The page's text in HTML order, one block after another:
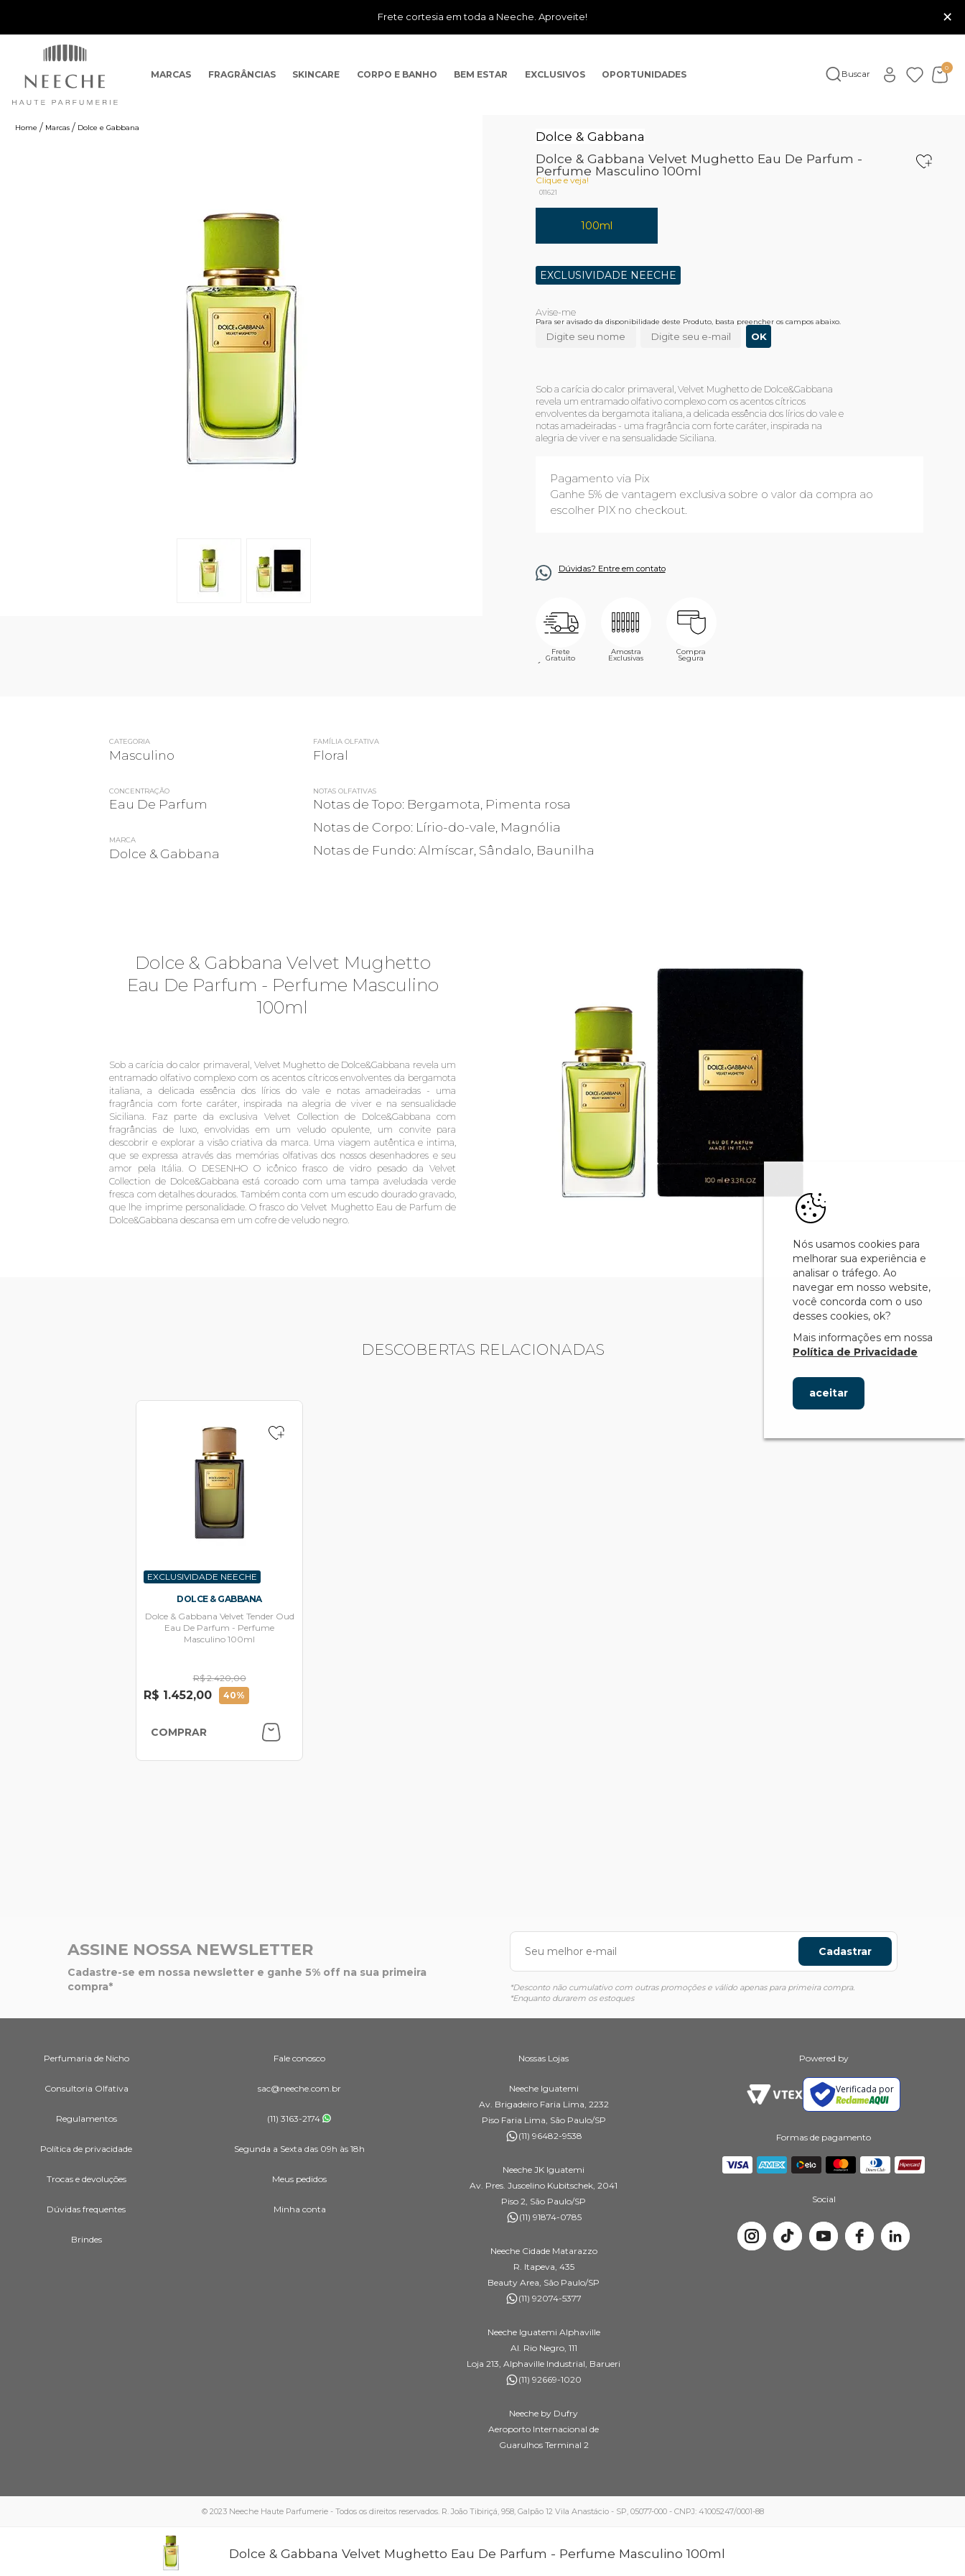
Frete cortesia em toda a Neeche. Aproveite! ×
MARCAS FRAGRÂNCIAS SKINCARE CORPO E BANHO BEM ESTAR EXCLUSIVOS OPORTUNIDADES Buscar
0
Marcas Dolce e Gabbana
Dolce & Gabbana
Dolce & Gabbana Velvet Mughetto Eau De Parfum -
Perfume Masculino 100ml
Clique e veja!
011621
100ml
EXCLUSIVIDADE NEECHE
Para ser avisado da disponibilidade deste Produto, basta preencher os campos abaixo.
Sob a carícia do calor primaveral, Velvet Mughetto de Dolce&Gabbana
revela um entramado olfativo complexo com os acentos cítricos
envolventes da bergamota italiana, a delicada essência dos lírios do vale e
notas amadeiradas - uma fragrância com forte caráter, inspirada na
alegria de viver e na sensualidade Siciliana.
Pagamento via Pix
Ganhe 5% de vantagem exclusiva sobre o valor da compra ao
escolher PIX no checkout.
Dúvidas? Entre em contato
Frete
Gratuito
Amostra
Exclusivas
Compra
Segura
´
CATEGORIA
Masculino
CONCENTRAÇÃO
Eau De Parfum
MARCA
Dolce & Gabbana
FAMÍLIA OLFATIVA
Floral
NOTAS OLFATIVAS
Notas de Topo: Bergamota, Pimenta rosa
Notas de Corpo: Lírio-do-vale, Magnólia
Notas de Fundo: Almíscar, Sândalo, Baunilha
Dolce & Gabbana Velvet Mughetto
Eau De Parfum - Perfume Masculino
100ml
Sob a carícia do calor primaveral, Velvet Mughetto de Dolce&Gabbana revela um
entramado olfativo complexo com os acentos cítricos envolventes da bergamota
italiana, a delicada essência dos lírios do vale e notas amadeiradas - uma
fragrância com forte caráter, inspirada na alegria de viver e na sensualidade
Siciliana. Faz parte da exclusiva Velvet Collection de Dolce&Gabbana com
fragrâncias de luxo, envolvidas em um veludo opulente, um convite para
descobrir e explorar a visão criativa da marca. Uma viagem autêntica e intima,
que se expressa através das memórias olfativas dos nossos desenhadores e seu
amor pela Itália. O DESENHO O icônico frasco de vidro pesado da Velvet
Collection de Dolce&Gabbana está coroado com uma tampa aveludada verde
fresca com detalhes dourados. Também conta com um escudo dourado gravado,
que lhe imprime personalidade. O frasco do Velvet Mughetto Eau de Parfum de
Dolce&Gabbana descansa em um cofre de veludo negro.
DESCOBERTAS RELACIONADAS
EXCLUSIVIDADE NEECHE
DOLCE & GABBANA
Dolce & Gabbana Velvet Tender Oud
Eau De Parfum - Perfume
Masculino 100ml
R$ 2.420,00
R$ 1.452,00 40%
COMPRAR
ASSINE NOSSA NEWSLETTER
Cadastre-se em nossa newsletter e ganhe 5% off na sua primeira
compra*
Cadastrar
*Desconto não cumulativo com outras promoções e válido apenas para primeira compra.
*Enquanto durarem os estoques
Perfumaria de Nicho
Consultoria Olfativa
Regulamentos
Política de privacidade
Trocas e devoluções
Dúvidas frequentes
Brindes
Fale conosco
sac@neeche.com.br
(11) 3163-2174
Segunda a Sexta das 09h às 18h
Meus pedidos
Minha conta
Nossas Lojas
Neeche Iguatemi
Av. Brigadeiro Faria Lima, 2232
Piso Faria Lima, São Paulo/SP
(11) 96482-9538
Neeche JK Iguatemi
Av. Pres. Juscelino Kubitschek, 2041
Piso 2, São Paulo/SP
(11) 91874-0785
Neeche Cidade Matarazzo
R. Itapeva, 435
Beauty Area, São Paulo/SP
(11) 92074-5377
Neeche Iguatemi Alphaville
Al. Rio Negro, 111
Loja 213, Alphaville Industrial, Barueri
(11) 92669-1020
Neeche by Dufry
Aeroporto Internacional de
Guarulhos Terminal 2
Powered by
Verificada por
Formas de pagamento
Social
© 2023 Neeche Haute Parfumerie - Todos os direitos reservados. R. João Tibiriçá, 958, Galpão 12 Vila Anastácio - SP, 05077-000 - CNPJ: 41005247/0001-88
Nós usamos cookies para
melhorar sua experiência e
analisar o tráfego. Ao
navegar em nosso website,
você concorda com o uso
desses cookies, ok?
Mais informações em nossa
Política de Privacidade
aceitar
Dolce & Gabbana Velvet Mughetto Eau De Parfum - Perfume Masculino 100ml